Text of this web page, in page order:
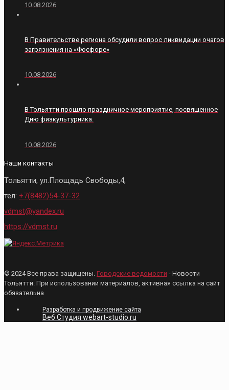
10.08.2026
В Правительстве региона обсудили вопрос ликвидации очагов
загрязнения на «Фосфоре»
10.08.2026
В Тольятти прошло праздничное мероприятие, посвященное
Дню физкультурника.
10.08.2026
Наши контакты
Тольятти, ул.Площадь Свободы,4,
тел: +7(8482)54-37-32
vdmst@yandex.ru
https://vdmst.ru
© 2024 Все права защищены. Городские ведомости - Новости
Тольятти. При использовании материалов, активная ссылка на сайт
обязательна
Разработка и продвижение сайта
Веб Студия webart-studio.ru